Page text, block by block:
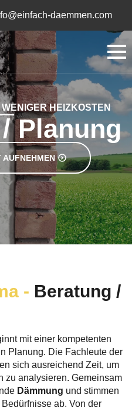
daemmen.com
HEIZKOSTEN
Planung
- Beratung /
mit einer kompetenten
Planung. Die Fachleute der
sich ausreichend Zeit, um
zu analysieren. Gemeinsam
Dämmung und stimmen
ab. Von der